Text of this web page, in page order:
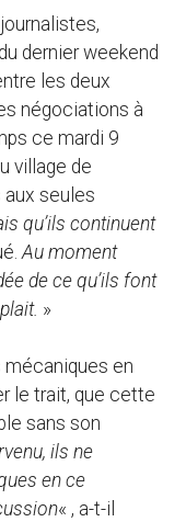
dernier weekend
les deux
négociations à
ce mardi 9
village de
aux seules
qu’ils continuent
Au moment
de ce qu’ils font
»
mécaniques en
le trait, que cette
sans son
ils ne
en ce
« , a-t-il